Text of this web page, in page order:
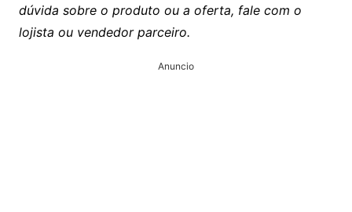
dúvida sobre o produto ou a oferta, fale com o
lojista ou vendedor parceiro.
Anuncio